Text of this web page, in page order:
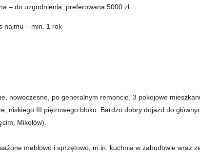
– do uzgodnienia, preferowana 5000 zł
najmu – min. 1 rok
nowoczesne, po generalnym remoncie, 3 pokojowe
niskiego III piętrowego bloku. Bardzo dobry dojazd do
Mikołów).
meblowo i sprzętowo, m.in. kuchnia w zabudowie wraz